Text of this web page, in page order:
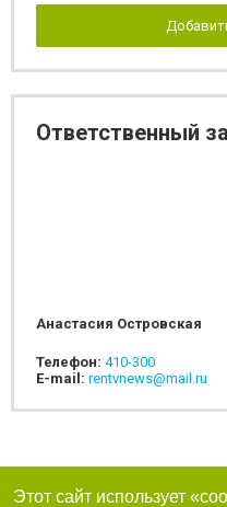
Ответственный
Анастасия Островская
Телефон: 410-300
E-mail: rentvnews@mail.ru
Этот сайт использует